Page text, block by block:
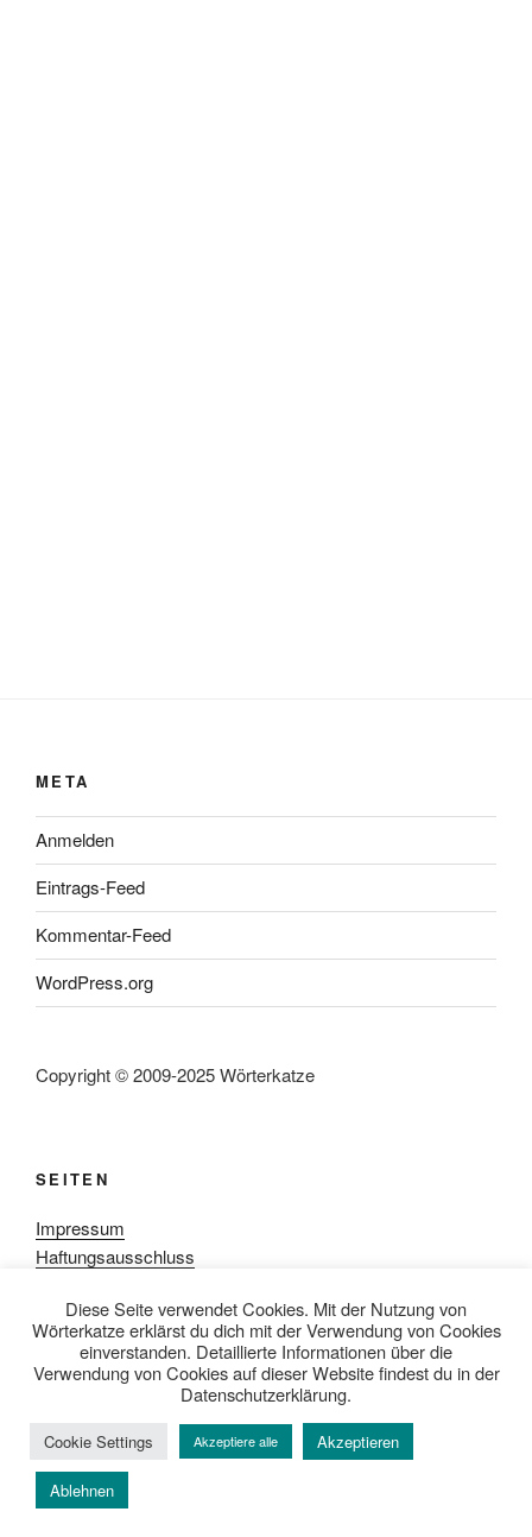
META
Anmelden
Eintrags-Feed
Kommentar-Feed
WordPress.org
Copyright © 2009-2025 Wörterkatze
SEITEN
Impressum
Haftungsausschluss
Rezensionpolitik
Bewertungsschema
Media-Kit
Datenschutzerklärung
Diese Seite verwendet Cookies. Mit der Nutzung von
Wörterkatze erklärst du dich mit der Verwendung von Cookies
einverstanden. Detaillierte Informationen über die
Verwendung von Cookies auf dieser Website findest du in der
Datenschutzerklärung.
Cookie Settings Akzeptiere alle Akzeptieren
Ablehnen